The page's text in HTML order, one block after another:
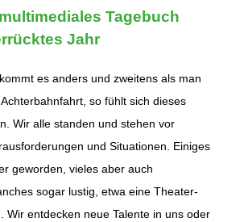
Tagebuch
Jahr
es anders und zweitens als man
so fühlt sich dieses
Wir alle standen und stehen vor
und Situationen. Einiges
geworden, vieles aber auch
sogar lustig, etwa eine Theater-
Wir entdecken neue Talente in uns oder